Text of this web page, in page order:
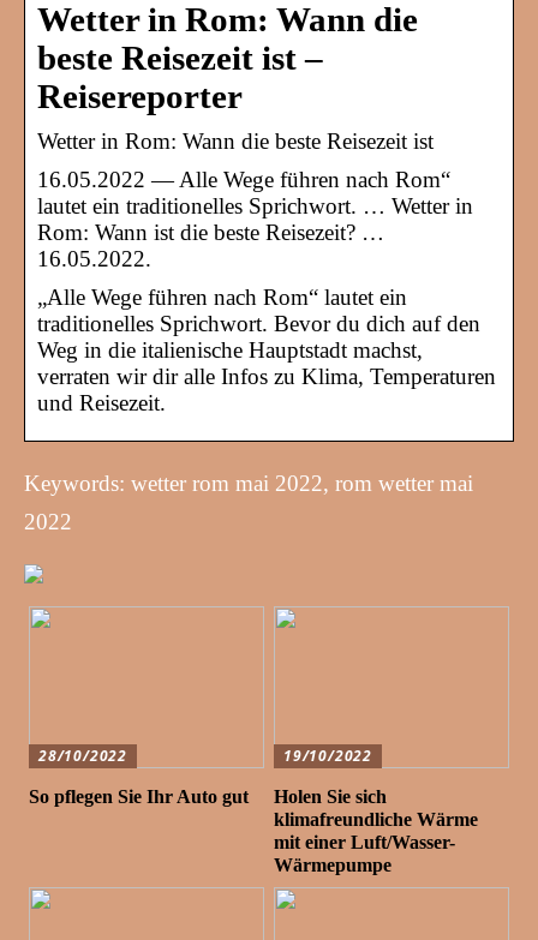
Wetter in Rom: Wann die
beste Reisezeit ist –
Reisereporter
Wetter in Rom: Wann die beste Reisezeit ist
16.05.2022 — Alle Wege führen nach Rom“
lautet ein traditionelles Sprichwort. … Wetter in
Rom: Wann ist die beste Reisezeit? …
16.05.2022.
„Alle Wege führen nach Rom“ lautet ein
traditionelles Sprichwort. Bevor du dich auf den
Weg in die italienische Hauptstadt machst,
verraten wir dir alle Infos zu Klima, Temperaturen
und Reisezeit.
Keywords: wetter rom mai 2022, rom wetter mai
2022
28/10/2022
So pflegen Sie Ihr Auto gut
19/10/2022
Holen Sie sich
klimafreundliche Wärme
mit einer Luft/Wasser-
Wärmepumpe